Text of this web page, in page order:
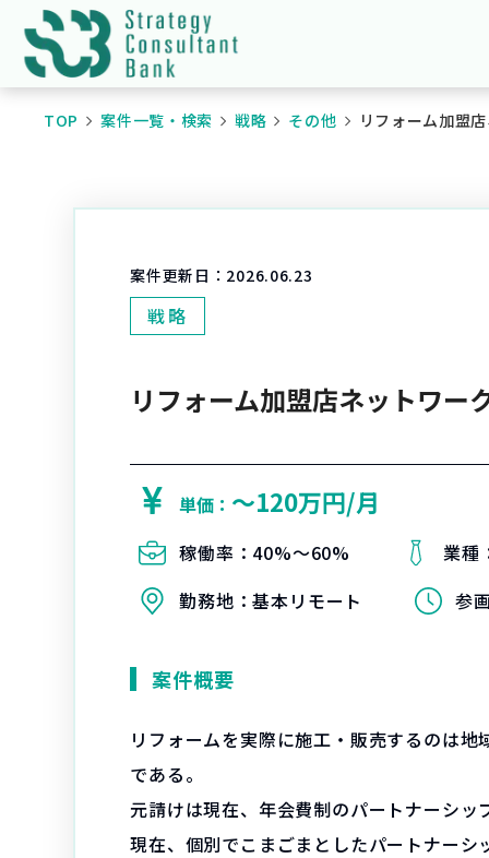
TOP 案件一覧・検索 戦略 その他 リフォーム加盟
案件更新日： 2026.06.23
戦略
リフォーム加盟店ネットワー
単価： 〜120万円/月
稼働率： 40%〜60%
業種
勤務地：基本リモート 参
案件概要
リフォームを実際に施工・販売するのは
である。
元請けは現在、年会費制のパートナーシ
現在、個別でこまごまとしたパートナー